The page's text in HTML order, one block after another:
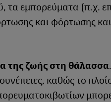
εμπορεύματα (π.χ.
και φόρτωσης
της ζωής στη θάλασσα.
καθώς το